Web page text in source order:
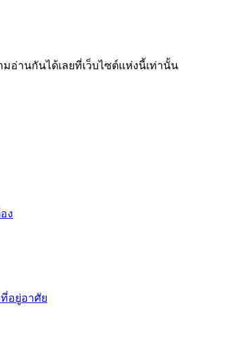
อ่านกันได้เลยที่เว็บไซต์แห่งนี้เท่านั้น
ง
อยู่อาศัย